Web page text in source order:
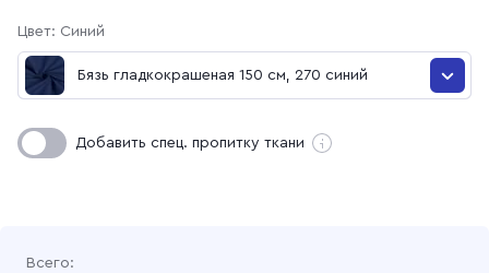
Цвет: Синий
Бязь гладкокрашеная 150 см, 270 синий
Бязь гладкокрашеная 150 см, 031 Оранжевый
Добавить спец. пропитку ткани
Всего: